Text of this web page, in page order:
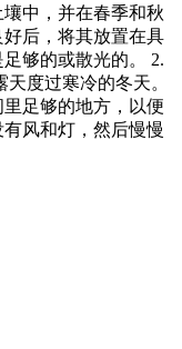
中，并在春季和秋
后，将其放置在具
够的或散光的。 2.
度过寒冷的冬天。
足够的地方，以便
风和灯，然后慢慢